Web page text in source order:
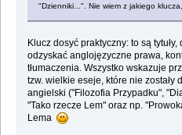
"Dzienniki...". Nie wiem z jakiego
Klucz dosyć praktyczny: to są
odzyskać anglojęzyczne prawa,
tłumaczenia. Wszystko wskazuje
tzw. wielkie eseje, które nie zostały
angielski ("Filozofia Przypadku",
"Tako rzecze Lem" oraz np.
Lema